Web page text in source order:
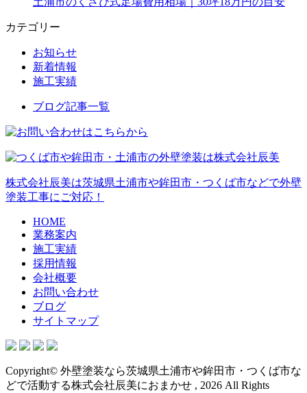
カテゴリー
お知らせ
新着情報
施工実績
ブログ記事一覧
株式会社辰美は茨城県土浦市や鉾田市・つくば市などで外壁
塗装工事にご対応！
HOME
業務案内
施工実績
採用情報
会社概要
お問い合わせ
ブログ
サイトマップ
Copyright© 外壁塗装なら茨城県土浦市や鉾田市・つくば市な
どで活動する株式会社辰美におまかせ , 2026 All Rights